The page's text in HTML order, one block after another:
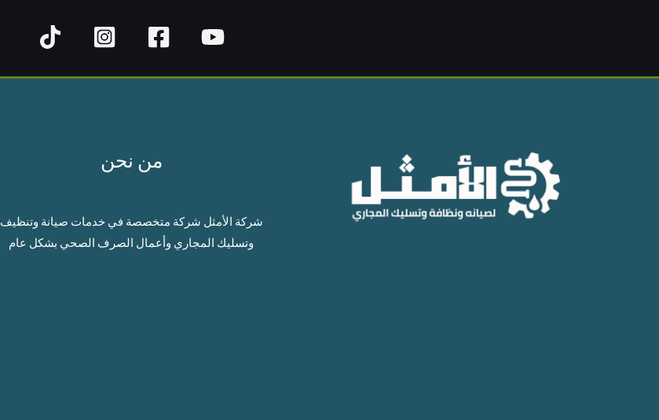
من نحن
شركة الأمثل شركة متخصصة في خدمات صيانة وتنظيف
وتسليك المجاري وأعمال الصرف الصحي بشكل عام